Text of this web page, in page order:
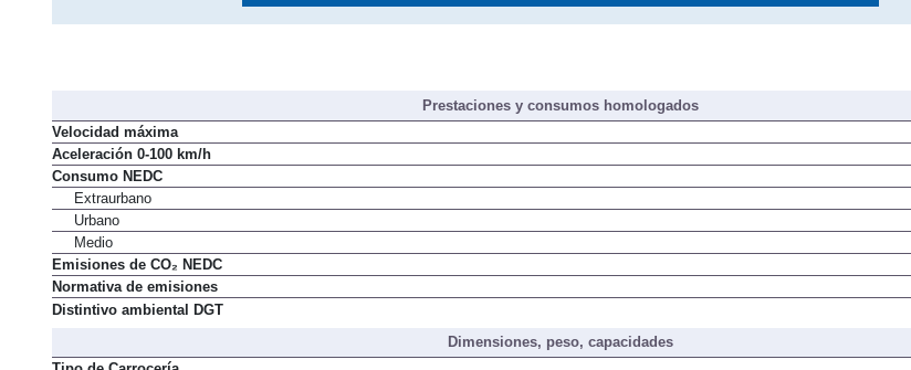
OFERTA CALCULADORA VER PRECIO
Prestaciones y consumos homologados
Velocidad máxima
Aceleración 0-100 km/h
Consumo NEDC
Extraurbano
Urbano
Medio
Emisiones de CO₂ NEDC
Normativa de emisiones
Dimensiones, peso, capacidades